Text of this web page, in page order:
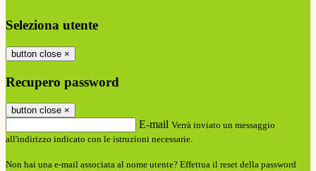
Seleziona utente
button close ×
Recupero password
button close ×
E-mail Verrà inviato un messaggio
all'indirizzo indicato con le istruzioni necessarie.
Non hai una e-mail associata al nome utente? Effettua il reset della password